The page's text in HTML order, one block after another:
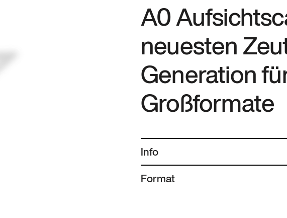
A0
neuesten
Generation
Großformate
Info
Format